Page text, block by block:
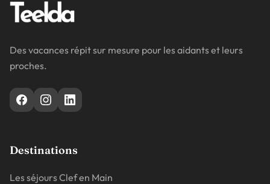
Des vacances répit sur mesure pour les aidants et leurs
proches.
Destinations
Les séjours Clef en Main